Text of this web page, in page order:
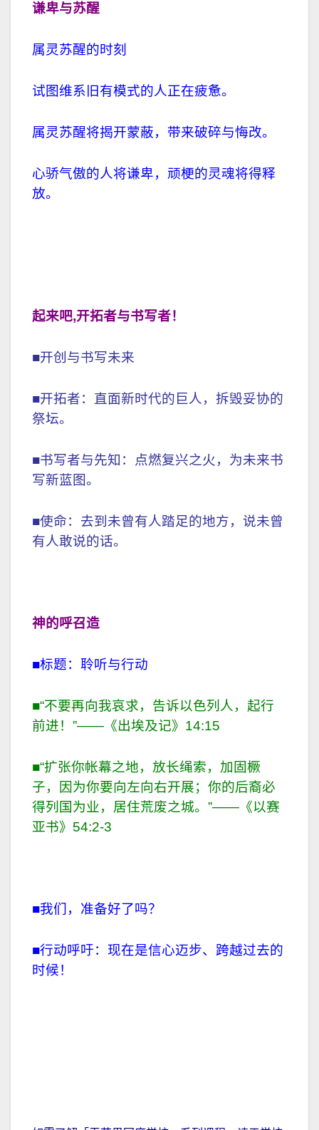
谦卑与苏醒
属灵苏醒的时刻
试图维系旧有模式的人正在疲惫。
属灵苏醒将揭开蒙蔽，带来破碎与悔改。
心骄气傲的人将谦卑，顽梗的灵魂将得释
放。
起来吧,开拓者与书写者！
■开创与书写未来
■开拓者：直面新时代的巨人，拆毁妥协的
祭坛。
■书写者与先知：点燃复兴之火，为未来书
写新蓝图。
■使命：去到未曾有人踏足的地方，说未曾
有人敢说的话。
神的呼召造
■标题：聆听与行动
■“不要再向我哀求，告诉以色列人，起行
前进！”——《出埃及记》14:15
■“扩张你帐幕之地，放长绳索，加固橛
子，因为你要向左向右开展；你的后裔必
得列国为业，居住荒废之城。”——《以赛
亚书》54:2-3
■我们，准备好了吗？
■行动呼吁：现在是信心迈步、跨越过去的
时候！